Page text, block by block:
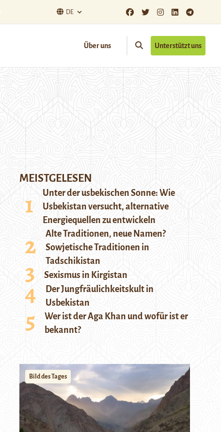
DE
Über uns Unterstützt uns
MEISTGELESEN
Unter der usbekischen Sonne: Wie
Usbekistan versucht, alternative
Energiequellen zu entwickeln
Alte Traditionen, neue Namen?
Sowjetische Traditionen in
Tadschikistan
Sexismus in Kirgistan
Der Jungfräulichkeitskult in
Usbekistan
Wer ist der Aga Khan und wofür ist er
bekannt?
Bild des Tages